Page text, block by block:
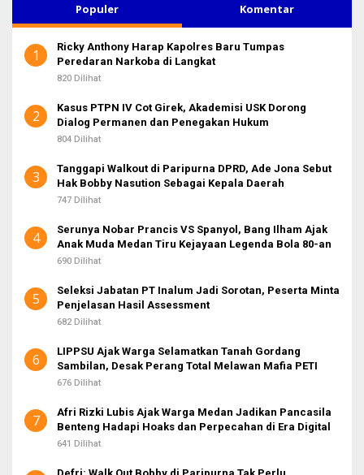
n
u
k
Populer Komentar
1
Ricky Anthony Harap Kapolres Baru Tumpas
Peredaran Narkoba di Langkat
820 Dilihat
2
Kasus PTPN IV Cot Girek, Akademisi USK Dorong
Dialog Permanen dan Penegakan Hukum
804 Dilihat
3
Tanggapi Walkout di Paripurna DPRD, Ade Jona Sebut
Hak Bobby Nasution Sebagai Kepala Daerah
747 Dilihat
4
Serunya Nobar Prancis VS Spanyol, Bang Ilham Ajak
Anak Muda Medan Tiru Kejayaan Legenda Bola 80-an
690 Dilihat
5
Seleksi Jabatan PT Inalum Jadi Sorotan, Peserta Minta
Penjelasan Hasil Assessment
682 Dilihat
6
LIPPSU Ajak Warga Selamatkan Tanah Gordang
Sambilan, Desak Perang Total Melawan Mafia PETI
676 Dilihat
7
Afri Rizki Lubis Ajak Warga Medan Jadikan Pancasila
Benteng Hadapi Hoaks dan Perpecahan di Era Digital
641 Dilihat